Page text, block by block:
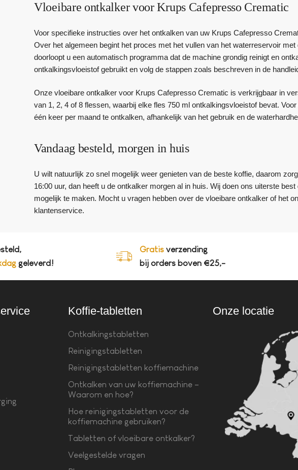
Vloeibare ontkalker voor Krups Cafepresso Crematic
Voor specifieke instructies over het ontkalken van uw Krups Cafepresso
Over het algemeen begint het proces met het vullen van het waterreservoir
doorloopt u een automatisch programma dat de machine grondig reinigt en
ontkalkingsvloeistof gebruikt en volg de stappen zoals beschreven in de
Onze vloeibare ontkalker voor Krups Cafepresso Crematic is verkrijgbaar in
van 1, 2, 4 of 8 flessen, waarbij elke fles 750 ml ontkalkingsvloeistof bevat.
één keer per maand te ontkalken, afhankelijk van het gebruik en de
Vandaag besteld, morgen in huis
U wilt natuurlijk zo snel mogelijk weer genieten van de beste koffie, daarom
16:00 uur, dan heeft u de ontkalker morgen al in huis. Wij doen ons uiterste
mogelijk te maken. Mocht u vragen hebben over de vloeibare ontkalker of het
klantenservice.
geleverd!
Gratis verzending
bij orders boven €25,-
Koffie-tabletten
Ontkalkingstabletten
Reinigingstabletten
Reinigingstabletten koffiemachine
Ontkalken van uw koffiemachine –
Waarom en hoe?
Hoe reinigingstabletten voor de
koffiemachine gebruiken?
Tabletten of vloeibare ontkalker?
Veelgestelde vragen
Onze locatie